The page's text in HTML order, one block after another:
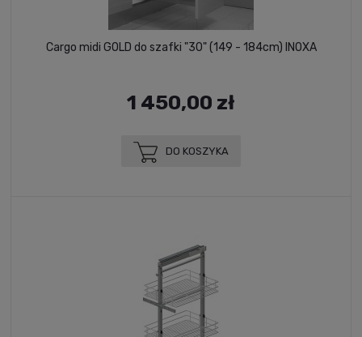
Cargo midi GOLD do szafki "30" (149 - 184cm) INOXA
1 450,00 zł
DO KOSZYKA